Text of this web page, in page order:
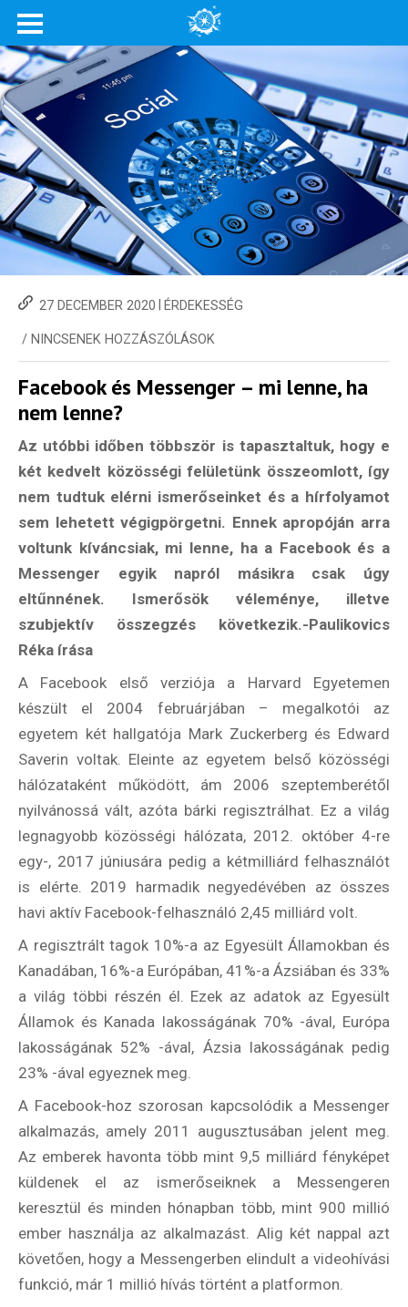
27 DECEMBER 2020 ÉRDEKESSÉG
/ NINCSENEK HOZZÁSZÓLÁSOK
Facebook és Messenger – mi lenne, ha
nem lenne?
Az utóbbi időben többször is tapasztaltuk, hogy e
két kedvelt közösségi felületünk összeomlott, így
nem tudtuk elérni ismerőseinket és a hírfolyamot
sem lehetett végigpörgetni. Ennek apropóján arra
voltunk kíváncsiak, mi lenne, ha a Facebook és a
Messenger egyik napról másikra csak úgy
eltűnnének. Ismerősök véleménye, illetve
szubjektív összegzés következik.-Paulikovics
Réka írása
A Facebook első verziója a Harvard Egyetemen
készült el 2004 februárjában – megalkotói az
egyetem két hallgatója Mark Zuckerberg és Edward
Saverin voltak. Eleinte az egyetem belső közösségi
hálózataként működött, ám 2006 szeptemberétől
nyilvánossá vált, azóta bárki regisztrálhat. Ez a világ
legnagyobb közösségi hálózata, 2012. október 4-re
egy-, 2017 júniusára pedig a kétmilliárd felhasználót
is elérte. 2019 harmadik negyedévében az összes
havi aktív Facebook-felhasználó 2,45 milliárd volt.
A regisztrált tagok 10%-a az Egyesült Államokban és
Kanadában, 16%-a Európában, 41%-a Ázsiában és 33%
a világ többi részén él. Ezek az adatok az Egyesült
Államok és Kanada lakosságának 70% -ával, Európa
lakosságának 52% -ával, Ázsia lakosságának pedig
23% -ával egyeznek meg.
A Facebook-hoz szorosan kapcsolódik a Messenger
alkalmazás, amely 2011 augusztusában jelent meg.
Az emberek havonta több mint 9,5 milliárd fényképet
küldenek el az ismerőseiknek a Messengeren
keresztül és minden hónapban több, mint 900 millió
ember használja az alkalmazást. Alig két nappal azt
követően, hogy a Messengerben elindult a videohívási
funkció, már 1 millió hívás történt a platformon.